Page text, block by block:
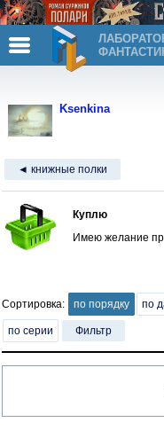
Ksenkina
◄ книжные полки
Куплю
Имею желание
Сортировка: по порядку по
по серии Фильтр